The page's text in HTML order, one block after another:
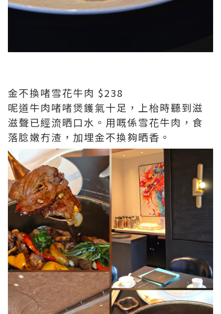
金不換啫雪花牛肉 $238
呢道牛肉啫啫煲鑊氣十足，上枱時聽到滋
滋聲已經流晒口水。用嘅係雪花牛肉，食
落腍嫩冇渣，加埋金不換夠晒香。